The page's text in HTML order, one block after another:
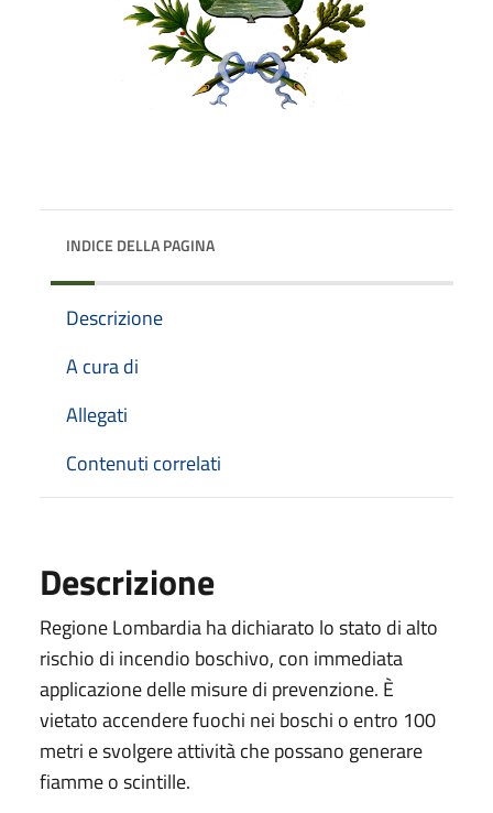
INDICE DELLA PAGINA
Descrizione
A cura di
Allegati
Contenuti correlati
Descrizione
Regione Lombardia ha dichiarato lo stato di alto
rischio di incendio boschivo, con immediata
applicazione delle misure di prevenzione. È
vietato accendere fuochi nei boschi o entro 100
metri e svolgere attività che possano generare
fiamme o scintille.